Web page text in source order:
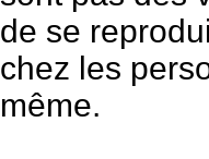
de se
chez les
même.